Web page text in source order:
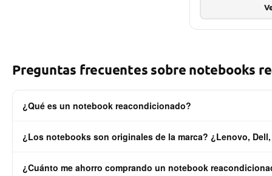
Preguntas frecuentes sobre notebooks
¿Qué es un notebook reacondicionado?
reemplazo de componentes defectuosos (batería, teclado, SSD si
¿Los notebooks son originales de la marca? ¿Lenovo, Dell,
principalmente ex equipos corporativos de empresas Fortune 500.
¿Cuánto me ahorro comprando un notebook